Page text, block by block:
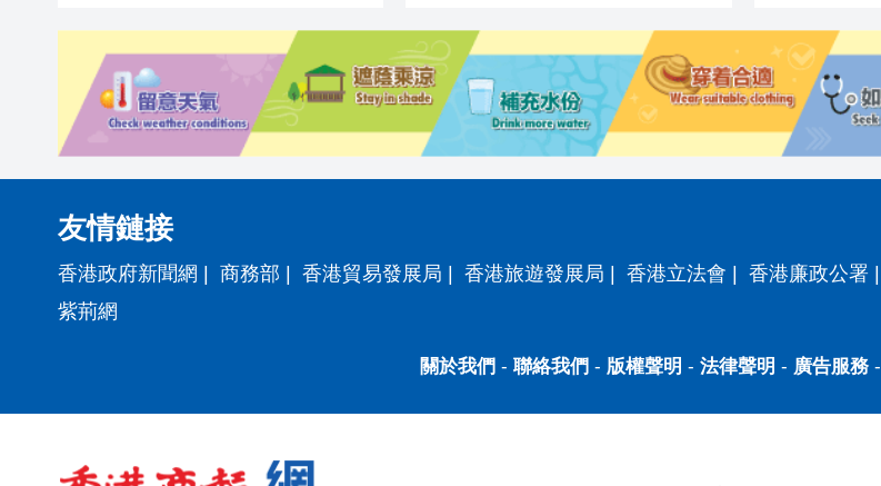
友情鏈接
香港政府新聞網 商務部 香港貿易發展局 香港旅遊發展局 香港立法會 香港廉政公署
紫荊網
關於我們 - 聯絡我們 - 版權聲明 - 法律聲明 - 廣告服務-